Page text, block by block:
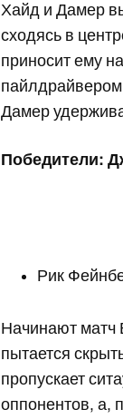
Хайд и Дамер
сходясь в
приносит ему
Дамер
Победители:
Рик
Начинают матч
пытается
пропускает
оппонентов, а,